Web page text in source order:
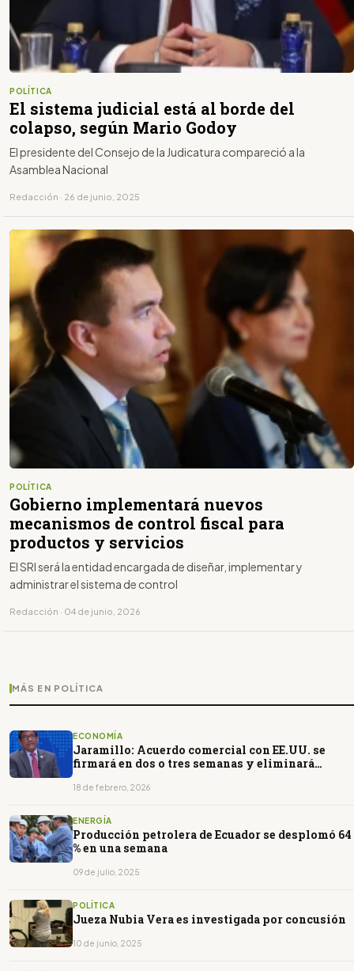
POLÍTICA
El sistema judicial está al borde del
colapso, según Mario Godoy
El presidente del Consejo de la Judicatura compareció a la
Asamblea Nacional
Redacción · 26 de junio, 2025
POLÍTICA
Gobierno implementará nuevos
mecanismos de control fiscal para
productos y servicios
El SRI será la entidad encargada de diseñar, implementar y
administrar el sistema de control
Redacción · 04 de junio, 2026
MÁS EN POLÍTICA
ECONOMÍA
Jaramillo: Acuerdo comercial con EE.UU. se
firmará en dos o tres semanas y eliminará
18 de febrero, 2026
ENERGÍA
Producción petrolera de Ecuador se desplomó 64
% en una semana
09 de julio, 2025
POLÍTICA
Jueza Nubia Vera es investigada por concusión
10 de junio, 2025